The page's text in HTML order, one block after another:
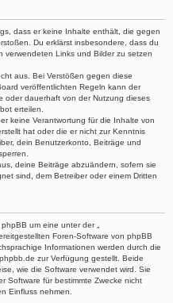
dass er keine Inhalte enthält, die gegen
Du erklärst insbesondere, dass du
verwendeten Links und Bilder zu setzen
aus. Bei Verstößen gegen diese
veröffentlichten Regeln kann der
oder dauerhaft von der Nutzung dieses
erteilen.
keine Verantwortung für die Inhalte von
hat oder die er nicht zur Kenntnis
dein Benutzerkonto, Beiträge und
deine Beiträge abzuändern, sofern sie
sind, dem Betreiber oder einem Dritten
um eine unter der „
Foren-Software von phpBB
Informationen werden durch die
zur Verfügung gestellt. Beide
wie die Software verwendet wird. Sie
Software für bestimmte Zwecke nicht
Einfluss nehmen.